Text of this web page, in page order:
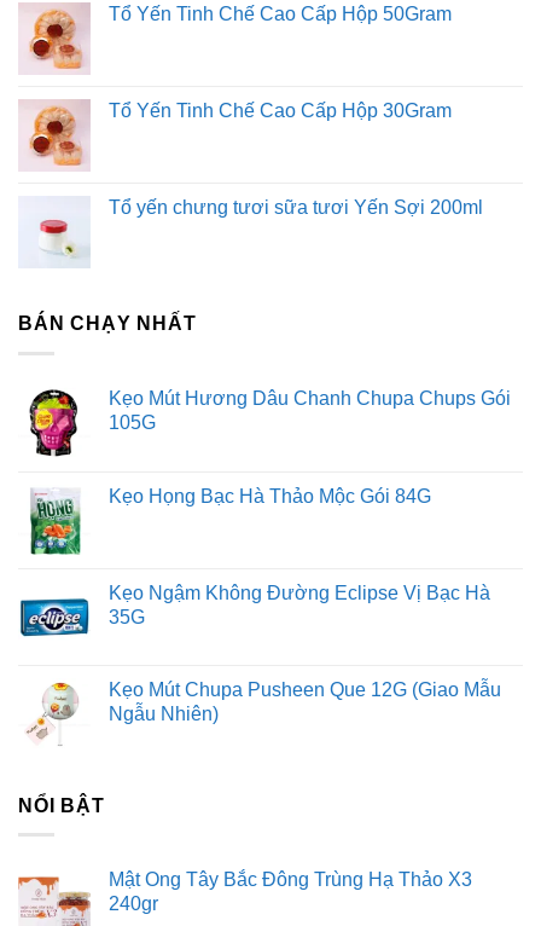
https://viquehuong.xyz/phanphoiruouvang.vn
Tổ Yến Tinh Chế Cao Cấp Hộp 50Gram
Tổ Yến Tinh Chế Cao Cấp Hộp 30Gram
Tổ yến chưng tươi sữa tươi Yến Sợi 200ml
BÁN CHẠY NHẤT
Kẹo Mút Hương Dâu Chanh Chupa Chups Gói
105G
Kẹo Họng Bạc Hà Thảo Mộc Gói 84G
Kẹo Ngậm Không Đường Eclipse Vị Bạc Hà
35G
Kẹo Mút Chupa Pusheen Que 12G (Giao Mẫu
Ngẫu Nhiên)
NỔI BẬT
Mật Ong Tây Bắc Đông Trùng Hạ Thảo X3
240gr